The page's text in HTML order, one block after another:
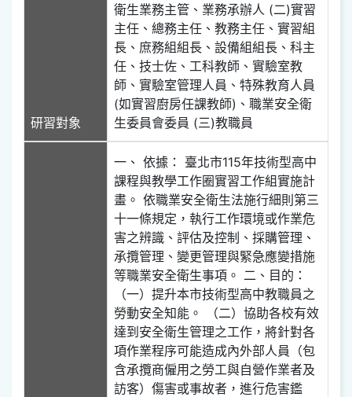
研習對象
衛生業務主管、業務承辦人 (二)實習
主任、總務主任、教務主任、實習組
長、庶務組組長、設備組組長、科主
任、技士佐、工科教師、實驗室教
師、實驗室管理人員、特殊教育人員
(如實習廚房任課教師)、職業安全衛
生委員會委員 (三)教職員
一、 依據： 臺北市115年技術型高中
課程與教學工作圈實習工作組實施計
畫。 依職業安全衛生法施行細則第三
十一條規定，執行工作環境或作業危
害之辨識、評估及控制、採購管理、
承攬管理、變更管理與緊急應變措施
等職業安全衛生事項。 二、目的：
（一）提升本市技術型高中教職員之
勞動安全知能。 （二）協助各校有效
達到安全衛生管理之工作，將針對各
項作業程序可能造成內外部人員（包
含承攬商僱用之勞工與自營作業者及
訪客）傷害或事故者，進行危害鑑